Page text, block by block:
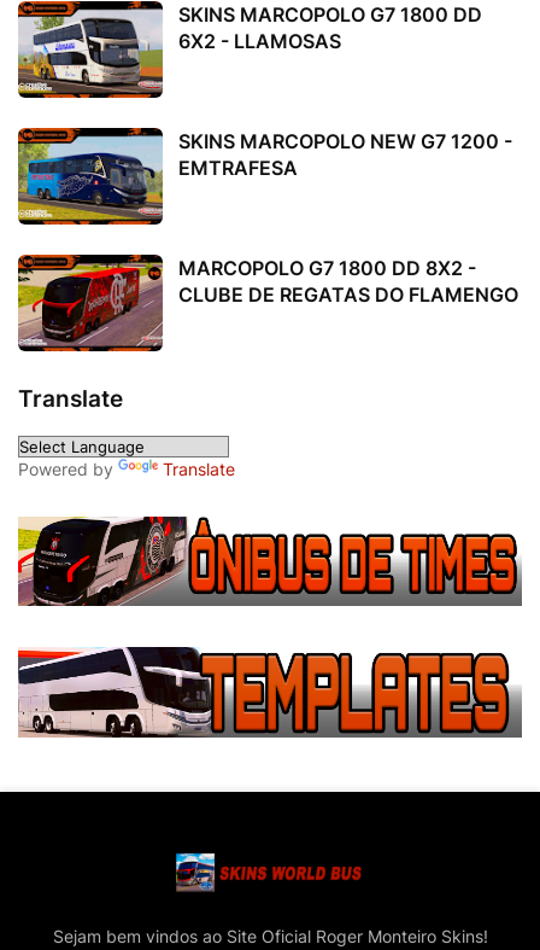
SKINS MARCOPOLO G7 1800 DD
6X2 - LLAMOSAS
SKINS MARCOPOLO NEW G7 1200 -
EMTRAFESA
MARCOPOLO G7 1800 DD 8X2 -
CLUBE DE REGATAS DO FLAMENGO
Translate
Powered by Translate
Sejam bem vindos ao Site Oficial Roger Monteiro Skins!